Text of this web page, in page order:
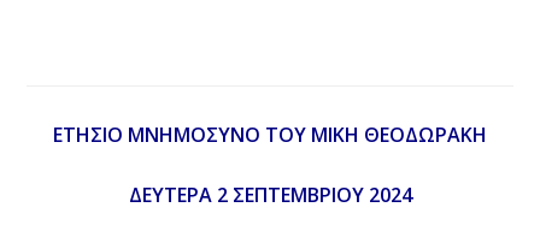
ΕΤΗΣΙΟ ΜΝΗΜΟΣΥΝΟ ΤΟΥ ΜΙΚΗ ΘΕΟΔΩΡΑΚΗ
ΔΕΥΤΕΡΑ 2 ΣΕΠΤΕΜΒΡΙΟΥ 2024